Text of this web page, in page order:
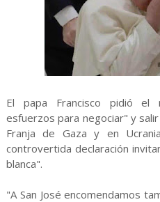
El papa Francisco pidió el
esfuerzos para negociar" y
Franja de Gaza y en
controvertida declaración
blanca".
"A San José encomendamos